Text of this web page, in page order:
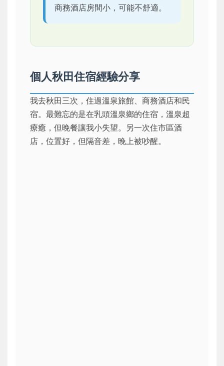
商務酒店房間小，可能不舒適。
個人秋田住宿經驗分享
我去秋田三次，住過溫泉旅館、商務酒店和民
宿。最難忘的是在乳頭溫泉鄉的住宿，溫泉超
療癒，但晚餐讓我小失望。另一次住市區酒
店，位置好，但隔音差，晚上被吵醒。